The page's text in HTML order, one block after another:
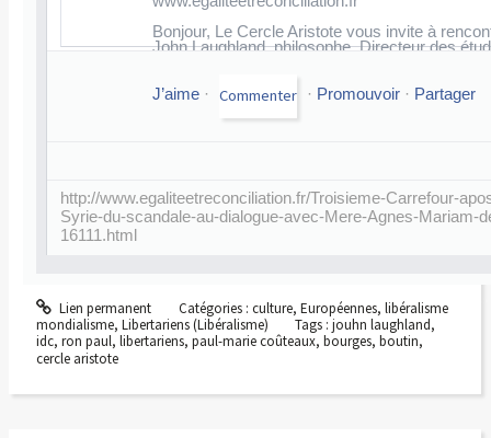
Bonjour, Le Cercle Aristote vous invite à
John Laughland, philosophe, Directeur des
J’aime· · Promouvoir· Partager
http://www.egaliteetreconciliation.fr/Troisieme-Carrefour-
Syrie-du-scandale-au-dialogue-avec-Mere-Agnes-Mariam-
16111.html
Lien permanent Catégories : culture, Européennes, libéralisme
mondialisme, Libertariens (Libéralisme) Tags :jouhn laughland,
idc, ron paul, libertariens, paul-marie coûteaux, bourges, boutin,
cercle aristote